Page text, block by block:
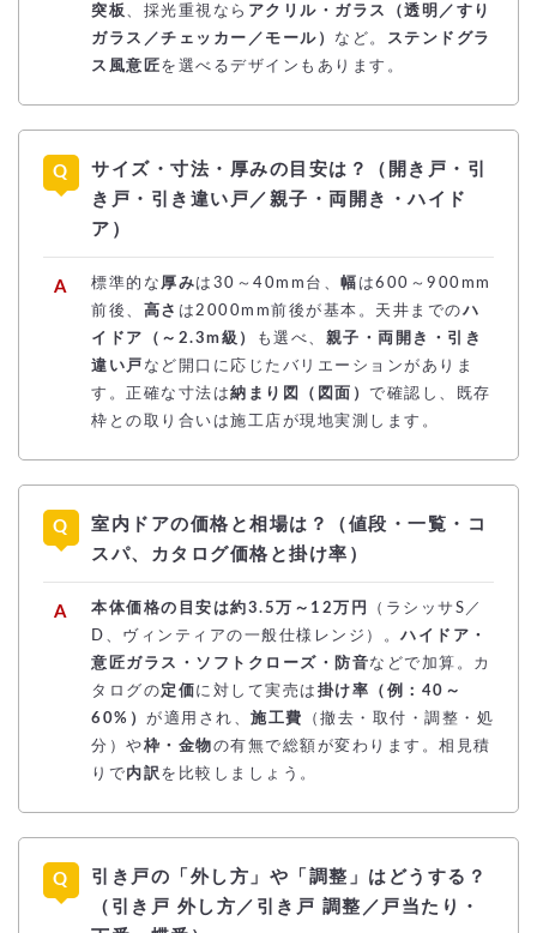
突板、採光重視なら アクリル・ガラス（透明／すり
ガラス／チェッカー／モール） など。
ステンドグラ
ス風意匠を選べるデザインもあります。
サイズ・寸法・厚みの目安は？（開き戸・引
き戸・引き違い戸／親子・両開き・ハイド
ア）
標準的な 厚みは30～40mm台、 幅 は600～900mm
前後、
高さ は2000mm前後が基本。天井までのハ
イドア（～2.3m級）
も選べ、 親子・両開き・引き
違い戸 など開口に応じたバリエーションがありま
す。正確な寸法は納まり図（図面） で確認し、既存
枠との取り合いは施工店が現地実測します。
室内ドアの価格と相場は？（値段・一覧・コ
スパ、カタログ価格と掛け率）
本体価格の目安は約3.5万～12万円
（ラシッサS／
D、ヴィンティアの一般仕様レンジ）。 ハイドア・
意匠ガラス・ソフトクローズ・防音などで加算。カ
タログの定価 に対して実売は 掛け率（例：40～
60%） が適用され、 施工費
（撤去・取付・調整・処
分）や枠・金物の有無で総額が変わります。相見積
りで内訳を比較しましょう。
引き戸の「外し方」や「調整」はどうする？
（引き戸 外し方／引き戸 調整／戸当たり・